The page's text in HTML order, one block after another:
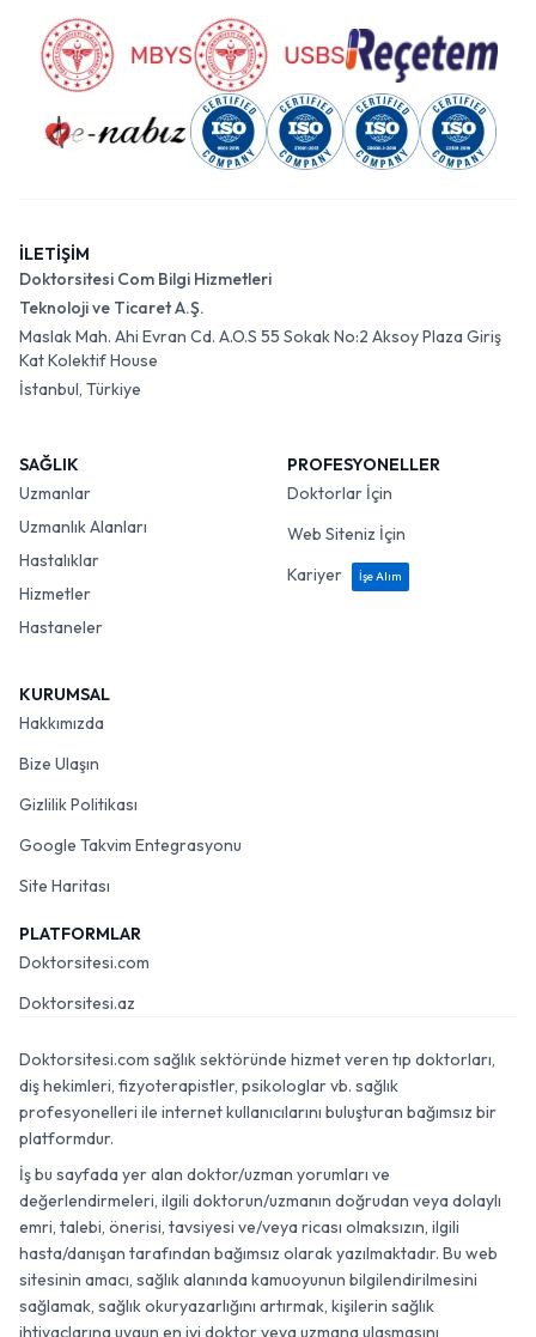
İLETİŞİM
Doktorsitesi Com Bilgi Hizmetleri
Teknoloji ve Ticaret A.Ş.
Maslak Mah. Ahi Evran Cd. A.O.S 55 Sokak No:2 Aksoy Plaza Giriş
Kat Kolektif House
İstanbul, Türkiye
SAĞLIK
Uzmanlar
Uzmanlık Alanları
Hastalıklar
Hizmetler
Hastaneler
PROFESYONELLER
Doktorlar İçin
Web Siteniz İçin
Kariyer
İşe Alım
KURUMSAL
Hakkımızda
Bize Ulaşın
Gizlilik Politikası
Google Takvim Entegrasyonu
Site Haritası
PLATFORMLAR
Doktorsitesi.com
Doktorsitesi.az
Doktorsitesi.com sağlık sektöründe hizmet veren tıp doktorları,
diş hekimleri, fizyoterapistler, psikologlar vb. sağlık
profesyonelleri ile internet kullanıcılarını buluşturan bağımsız bir
platformdur.
İş bu sayfada yer alan doktor/uzman yorumları ve
değerlendirmeleri, ilgili doktorun/uzmanın doğrudan veya dolaylı
emri, talebi, önerisi, tavsiyesi ve/veya ricası olmaksızın, ilgili
hasta/danışan tarafından bağımsız olarak yazılmaktadır. Bu web
sitesinin amacı, sağlık alanında kamuoyunun bilgilendirilmesini
sağlamak, sağlık okuryazarlığını artırmak, kişilerin sağlık
ihtiyaçlarına uygun en iyi doktor veya uzmana ulaşmasını